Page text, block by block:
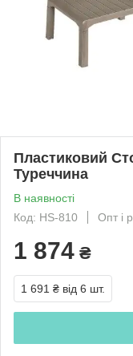
Пластиковий
Туреччина
В наявності
Код: HS-810
Опт і
1 874 ₴
1 691 ₴ від 6 шт.